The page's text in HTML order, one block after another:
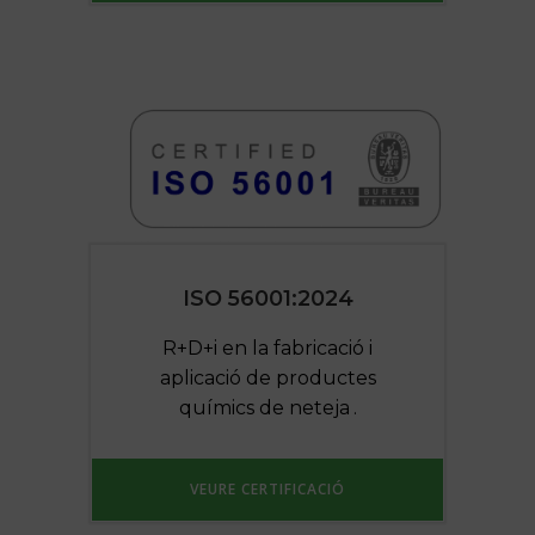
ISO 56001:2024
R+D+i en la fabricació i
aplicació de productes
químics de neteja .
VEURE CERTIFICACIÓ